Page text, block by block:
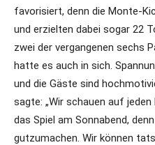
favorisiert, denn die Monte-
und erzielten dabei sogar 22
zwei der vergangenen sechs
hatte es auch in sich.
und die Gäste sind
sagte: „Wir schauen auf
das Spiel am Sonnabend,
gutzumachen. Wir können